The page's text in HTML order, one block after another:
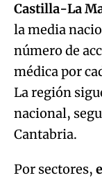
Castilla-La
la media
número de
médica por
La región
nacional,
Cantabria.
Por sectores,